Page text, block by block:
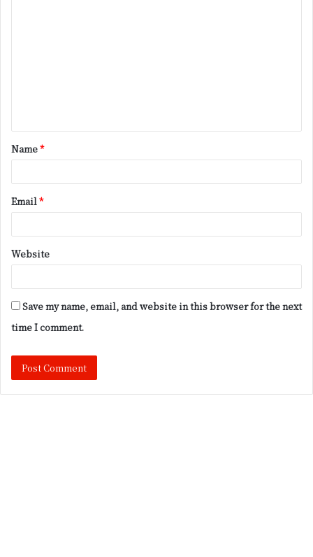
t
*
Name*
Email*
Website
Save my name, email, and website in this browser for the next
time I comment.